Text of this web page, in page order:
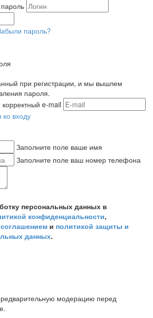
пароль?
при регистрации, и мы вышлем
пароля.
e-mail
ко входу
Заполните поле ваше имя
Заполните поле ваш номер телефона
персональных данных в
конфиденциальности,
и политикой защиты и
данных.
модерацию перед